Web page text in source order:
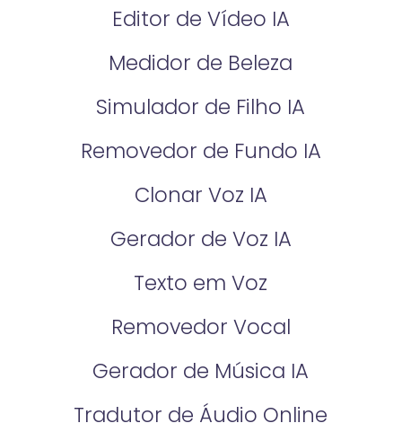
Editor de Vídeo IA
Medidor de Beleza
Simulador de Filho IA
Removedor de Fundo IA
Clonar Voz IA
Gerador de Voz IA
Texto em Voz
Removedor Vocal
Gerador de Música IA
Tradutor de Áudio Online